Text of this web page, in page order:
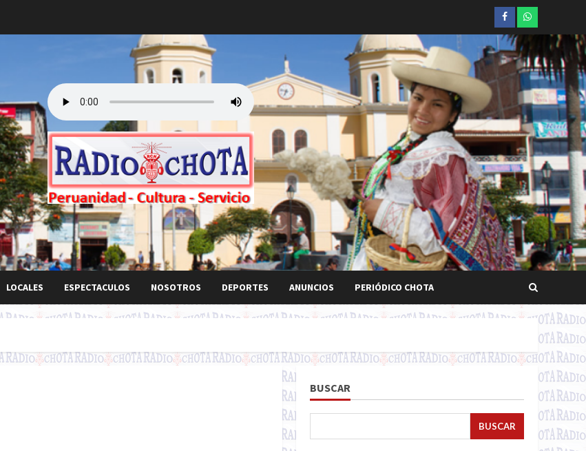
Facebookwhatsapp
LOCALES ESPECTACULOS NOSOTROS DEPORTES ANUNCIOS PERIÓDICO CHOTA
BUSCAR
BUSCAR